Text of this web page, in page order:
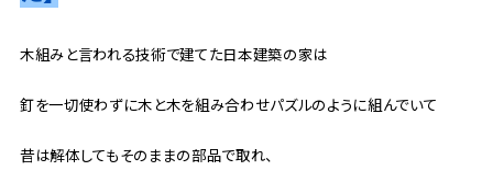
木組みと言われる技術で建てた日本建築の家は
釘を一切使わずに木と木を組み合わせパズルのように組んでいて
昔は解体してもそのままの部品で取れ、